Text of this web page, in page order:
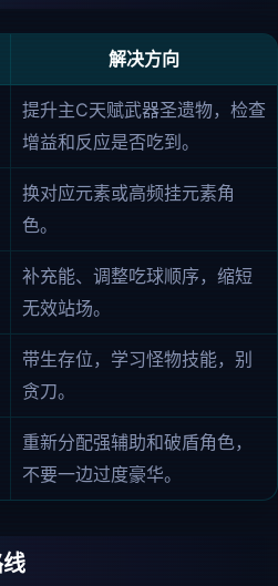
解决方向
提升主C天赋武器圣遗物，检查
增益和反应是否吃到。
换对应元素或高频挂元素角
色。
补充能、调整吃球顺序，缩短
无效站场。
带生存位，学习怪物技能，别
贪刀。
重新分配强辅助和破盾角色，
不要一边过度豪华。